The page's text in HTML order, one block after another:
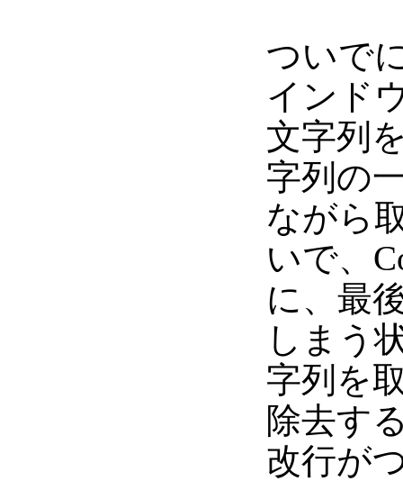
ついで
インド
文字列
字列の
ながら
いで、
に、最
しまう
字列を
除去す
改行が